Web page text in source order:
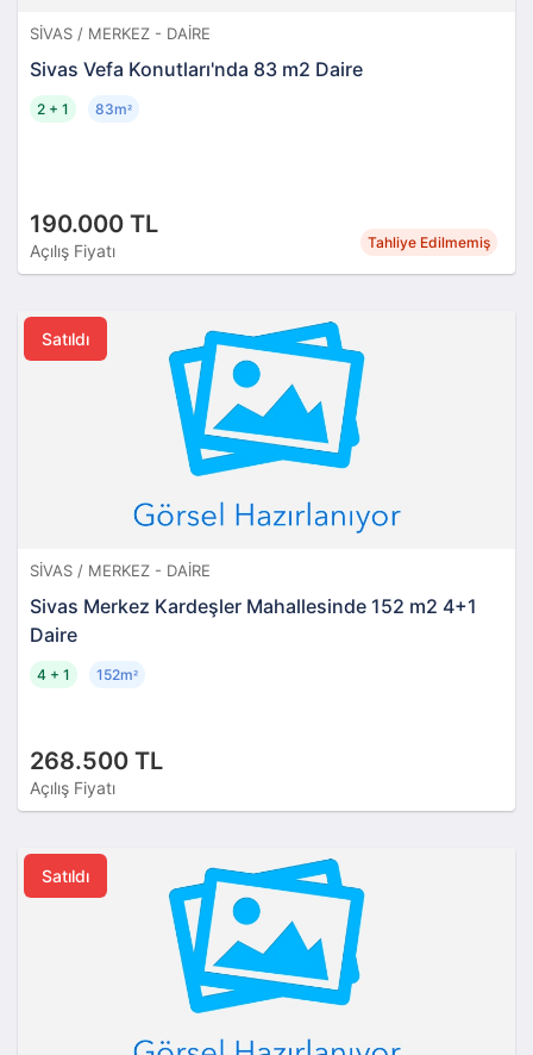
SIVAS / MERKEZ - DAIRE
Sivas Vefa Konutları'nda 83 m2 Daire
190.000 TL
Açılış Fiyatı Tahliye Edilmemiş
2 + 1 83m²
Satıldı
SIVAS / MERKEZ - DAIRE
Sivas Merkez Kardeşler Mahallesinde 152 m2 4+1
Daire
268.500 TL
Açılış Fiyatı
4 + 1 152m²
Satıldı